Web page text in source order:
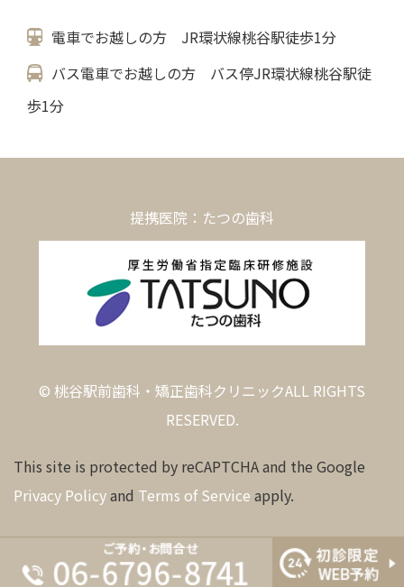
電車でお越しの方 JR環状線桃谷駅徒歩1分
バス電車でお越しの方 バス停JR環状線桃谷駅徒
歩1分
提携医院：たつの歯科
© 桃谷駅前歯科・矯正歯科クリニックALL RIGHTS
RESERVED.
This site is protected by reCAPTCHA and the Google
Privacy Policyand Terms of Service apply.